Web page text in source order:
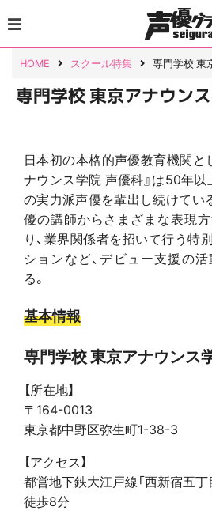
to
content
HOME スクール特集 専門学校 東
専門学校 東京アナウン
日本初の本格的声優教育機関と
ナウンス学院 声優科』は50年以
の実力派声優を輩出し続けてい
優の講師からさまざまな表現
り、業界関係者を招いて行う特
ションなど、デビュー支援の
る。
基本情報
専門学校 東京アナウンス
【所在地】
〒164-0013
東京都中野区弥生町1-38-3
【アクセス】
都営地下鉄大江戸線「西新宿五丁
徒歩8分